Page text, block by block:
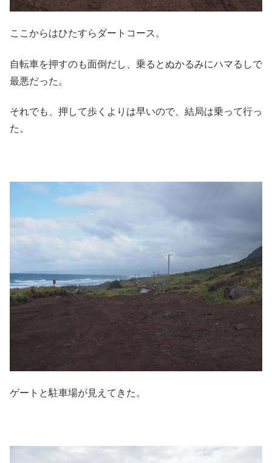
ここからはひたすらダートコース。
自転車を押すのも面倒だし、乗るとぬかるみにハマるしで
最悪だった。
それでも、押して歩くよりは早いので、結局は乗って行っ
た。
ゲートと駐車場が見えてきた。